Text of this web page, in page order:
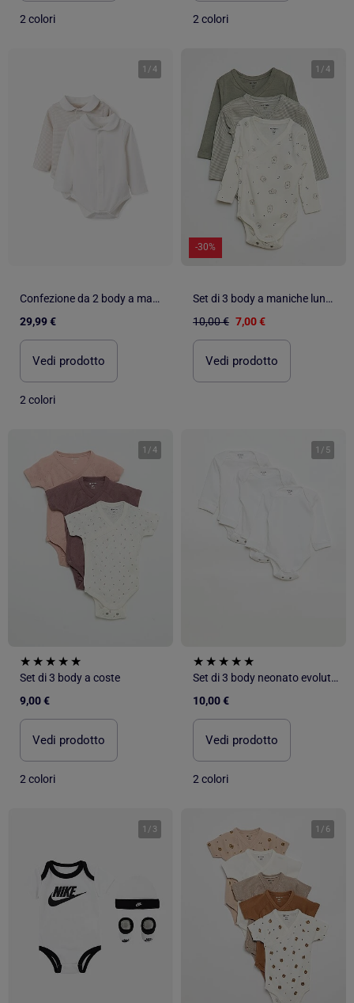
2 colori 2 colori
1 /4
Confezione da 2 body a manica lunga in cotone
29,99 €
Vedi prodotto
2 colori
1 /4
-30%
Set di 3 body a maniche lunghe con apertura a pressione
10,00 € 7,00 €
Vedi prodotto
1 /4
Set di 3 body a coste
9,00 €
Vedi prodotto
2 colori
1 / 5
Set di 3 body neonato evolutivi collo all'americana e maniche lunghe
10,00 €
Vedi prodotto
2 colori
1 / 3 1 / 6